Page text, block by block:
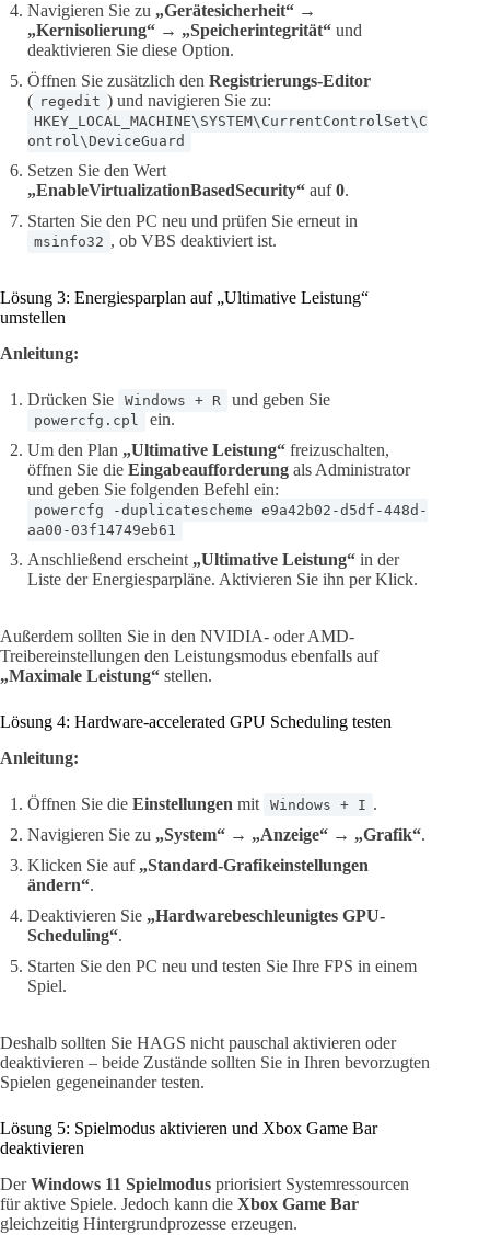
Navigieren Sie zu „Gerätesicherheit“ →
„Kernisolierung“ → „Speicherintegrität“ und
deaktivieren Sie diese Option.
Öffnen Sie zusätzlich den Registrierungs-Editor
( regedit ) und navigieren Sie zu:
HKEY_LOCAL_MACHINE\SYSTEM\CurrentControlSet\C
ontrol\DeviceGuard
Setzen Sie den Wert
„EnableVirtualizationBasedSecurity“ auf0.
Starten Sie den PC neu und prüfen Sie erneut in
msinfo32 , ob VBS deaktiviert ist.
Lösung 3: Energiesparplan auf „Ultimative Leistung“
umstellen
Anleitung:
Drücken Sie Windows + R und geben Sie
powercfg.cpl
ein.
Um den Plan „Ultimative Leistung“ freizuschalten,
öffnen Sie die Eingabeaufforderung als Administrator
und geben Sie folgenden Befehl ein:
powercfg -duplicatescheme e9a42b02-d5df-448d-
aa00-03f14749eb61
Anschließend erscheint „Ultimative Leistung“ in der
Liste der Energiesparpläne. Aktivieren Sie ihn per Klick.
Außerdem sollten Sie in den NVIDIA- oder AMD-
Treibereinstellungen den Leistungsmodus ebenfalls auf
„Maximale Leistung“ stellen.
Lösung 4: Hardware-accelerated GPU Scheduling testen
Anleitung:
Öffnen Sie die Einstellungen mit Windows + I .
Navigieren Sie zu „System“ → „Anzeige“ → „Grafik“.
Klicken Sie auf „Standard-Grafikeinstellungen
ändern“.
Deaktivieren Sie „Hardwarebeschleunigtes GPU-
Scheduling“.
Starten Sie den PC neu und testen Sie Ihre FPS in einem
Spiel.
Deshalb sollten Sie HAGS nicht pauschal aktivieren oder
deaktivieren – beide Zustände sollten Sie in Ihren bevorzugten
Spielen gegeneinander testen.
Lösung 5: Spielmodus aktivieren und Xbox Game Bar
deaktivieren
DerWindows 11 Spielmodus priorisiert Systemressourcen
für aktive Spiele. Jedoch kann die Xbox Game Bar
gleichzeitig Hintergrundprozesse erzeugen.